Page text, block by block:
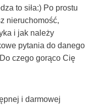
to siła:) Po prostu
nieruchomość,
i jak należy
pytania do danego
czego gorąco Cię
i darmowej